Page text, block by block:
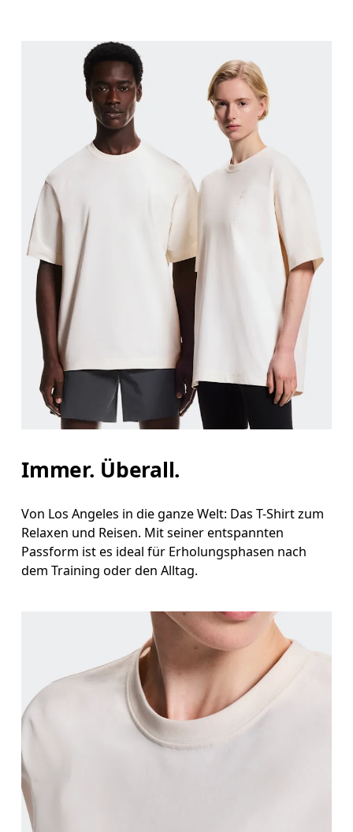
Brust
Miss an der Stelle, an der dein Brustumfang
Miss den Umfang deiner natürlichen Taille.
Hüfte
Miss um die breiteste Stelle deiner Hüfte herum.
Immer. Überall.
Von Los Angeles in die ganze Welt: Das T-Shirt zum
Relaxen und Reisen. Mit seiner entspannten
Passform ist es ideal für Erholungsphasen nach
dem Training oder den Alltag.